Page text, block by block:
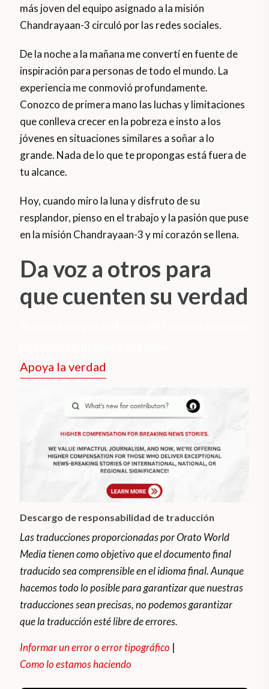
más joven del equipo asignado a la misión
Chandrayaan-3 circuló por las redes sociales.
De la noche a la mañana me convertí en fuente de
inspiración para personas de todo el mundo. La
experiencia me conmovió profundamente.
Conozco de primera mano las luchas y limitaciones
que conlleva crecer en la pobreza e insto a los
jóvenes en situaciones similares a soñar a lo
grande. Nada de lo que te propongas está fuera de
tu alcance.
Hoy, cuando miro la luna y disfruto de su
resplandor, pienso en el trabajo y la pasión que puse
en la misión Chandrayaan-3 y mi corazón se llena.
Da voz a otros para
que cuenten su verdad
Apoya la verdad
Descargo de responsabilidad de traducción
Las traducciones proporcionadas por Orato World
Media tienen como objetivo que el documento final
traducido sea comprensible en el idioma final. Aunque
hacemos todo lo posible para garantizar que nuestras
traducciones sean precisas, no podemos garantizar
que la traducción esté libre de errores.
Informar un error o error tipográfico |
Como lo estamos haciendo